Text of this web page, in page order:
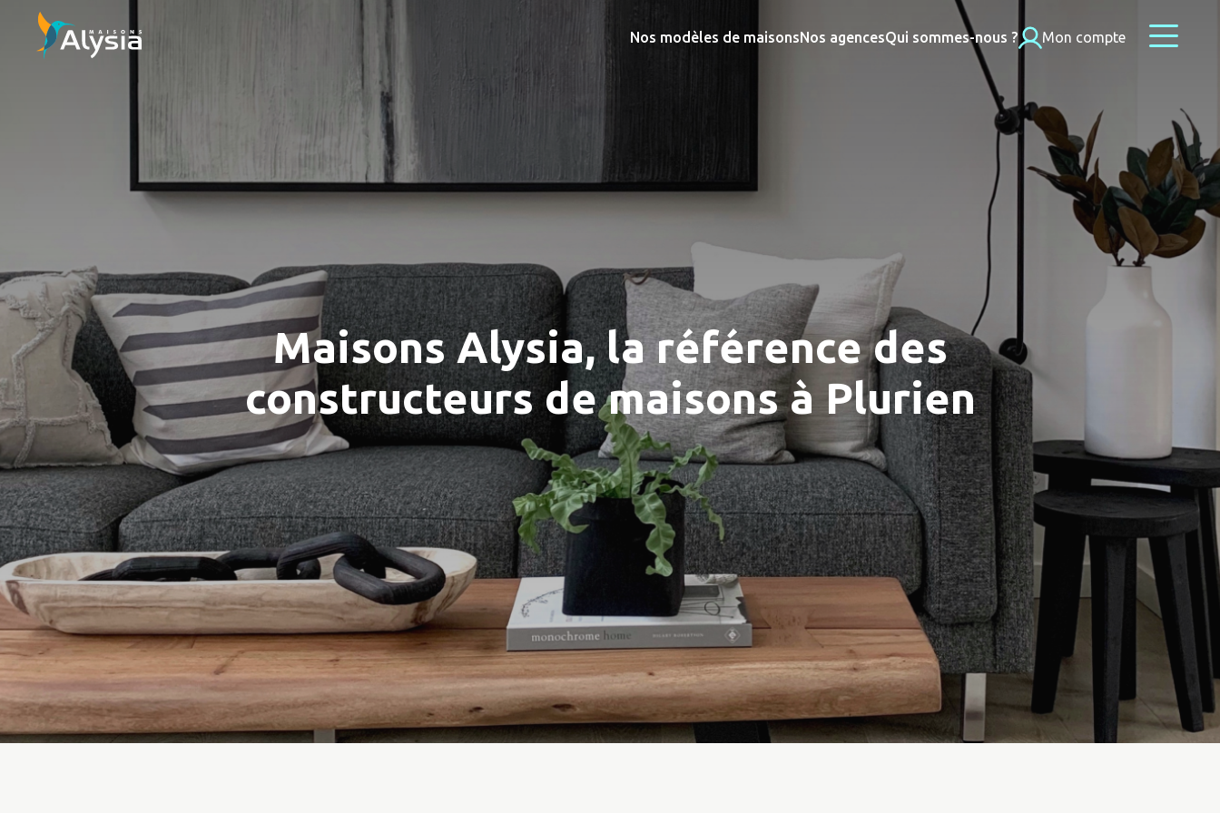
Nos modèles de maisonsNos agencesQui sommes-nous ? Mon compte
Maisons Alysia, la référence des
constructeurs de maisons à Plurien